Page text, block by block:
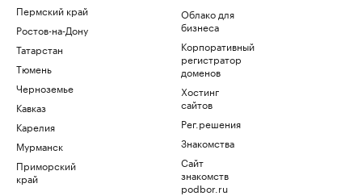
Пермский край
Ростов-на-Дону
Татарстан
Тюмень
Черноземье
Кавказ
Карелия
Мурманск
Приморский
край
Облако для
бизнеса
Корпоративный
регистратор
доменов
Хостинг
сайтов
Рег.решения
Знакомства
Сайт
знакомств
podbor.ru